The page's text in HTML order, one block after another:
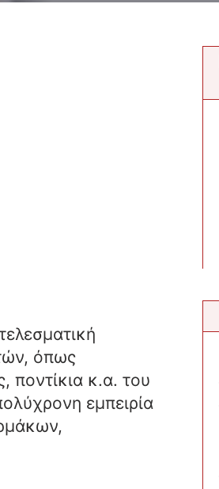
όπως
ποντίκια κ.α. του
εμπειρία